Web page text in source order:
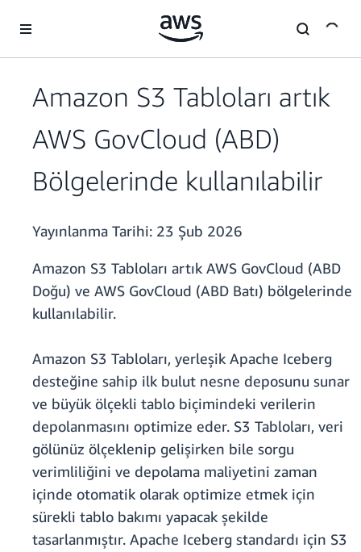
Amazon S3 Tabloları artık
AWS GovCloud (ABD)
Bölgelerinde kullanılabilir
Yayınlanma Tarihi: 23 Şub 2026
Amazon S3 Tabloları artık AWS GovCloud (ABD
Doğu) ve AWS GovCloud (ABD Batı) bölgelerinde
kullanılabilir.
Amazon S3 Tabloları, yerleşik Apache Iceberg
desteğine sahip ilk bulut nesne deposunu sunar
ve büyük ölçekli tablo biçimindeki verilerin
depolanmasını optimize eder. S3 Tabloları, veri
gölünüz ölçeklenip gelişirken bile sorgu
verimliliğini ve depolama maliyetini zaman
içinde otomatik olarak optimize etmek için
sürekli tablo bakımı yapacak şekilde
tasarlanmıştır. Apache Iceberg standardı için S3